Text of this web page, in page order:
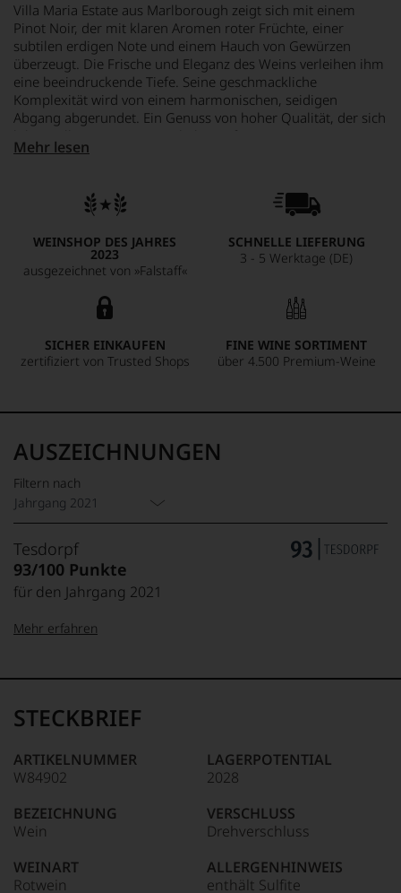
Villa Maria Estate aus Marlborough zeigt sich mit einem
Pinot Noir, der mit klaren Aromen roter Früchte, einer
subtilen erdigen Note und einem Hauch von Gewürzen
überzeugt. Die Frische und Eleganz des Weins verleihen ihm
eine beeindruckende Tiefe. Seine geschmackliche
Komplexität wird von einem harmonischen, seidigen
Abgang abgerundet. Ein Genuss von hoher Qualität, der sich
Weinanbau. Der Wein erhielt 92 von 100 Punkten und bietet
Zitrusfrüchten und grünem Apfel.
Mehr lesen
WEINSHOP DES JAHRES
2023
ausgezeichnet von »Falstaff«
SCHNELLE LIEFERUNG
3 - 5 Werktage (DE)
SICHER EINKAUFEN
zertifiziert von Trusted Shops
FINE WINE SORTIMENT
über 4.500 Premium-Weine
AUSZEICHNUNGEN
Filtern nach
Jahrgang 2021
Tesdorpf
93/100 Punkte
für den Jahrgang 2021
95–98 Punkte:
90–94 Punkte:
Name
Tesdorpf
für
»Fine
für
die
edlen
Weine
der
Mehr erfahren
STECKBRIEF
ARTIKELNUMMER
W84902
BEZEICHNUNG
Wein
WEINART
Rotwein
LAGERPOTENTIAL
2028
VERSCHLUSS
Drehverschluss
ALLERGENHINWEIS
enthält Sulfite